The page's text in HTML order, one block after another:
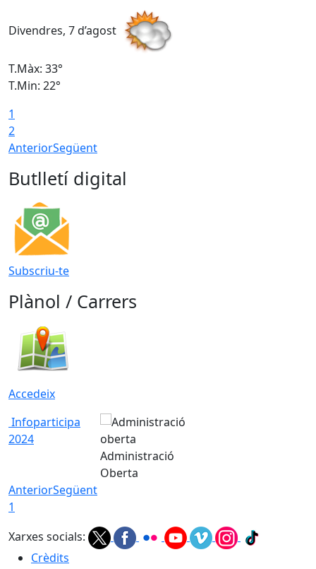
Divendres, 7 d’agost
T.Màx: 33°
T.Min: 22°
1
2
AnteriorSegüent
Butlletí digital
Subscriu-te
Plànol / Carrers
Accedeix
Infoparticipa
2024
Administració
Oberta
AnteriorSegüent
1
Xarxes socials:
Crèdits